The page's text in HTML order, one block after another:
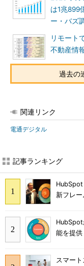
は1兆899
ー・バズ
リモート
不動産情
過去の
関連リンク
電通デジタル
記事ランキング
新フレ
HubSpot
能を提供
スマー